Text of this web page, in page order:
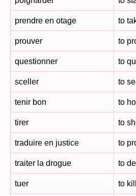
prendre en otage to
prouver to
questionner to
sceller to
tenir bon to
tirer to
traduire en justice to
traiter la drogue to
tuer to kill